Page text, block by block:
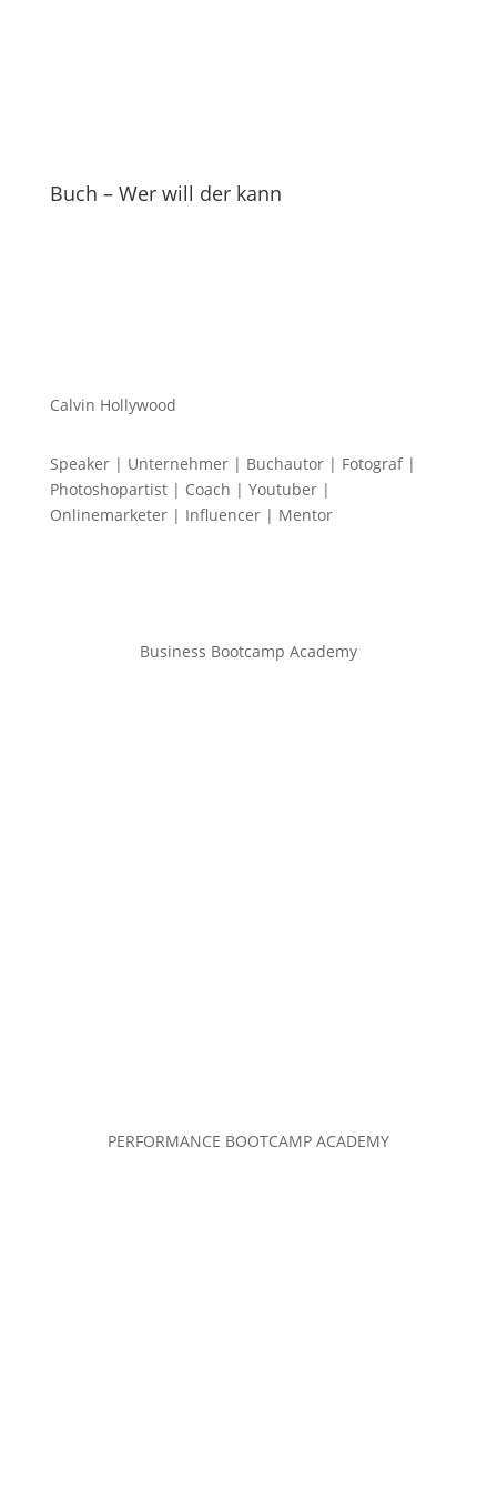
Buch – Wer will der kann
Calvin Hollywood
Speaker | Unternehmer | Buchautor | Fotograf |
Photoshopartist | Coach | Youtuber |
Onlinemarketer | Influencer | Mentor
Business Bootcamp Academy
PERFORMANCE BOOTCAMP ACADEMY